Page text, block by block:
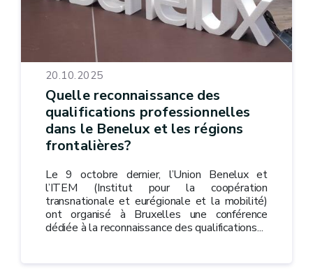
20.10.2025
Quelle reconnaissance des
qualifications professionnelles
dans le Benelux et les régions
frontalières?
Le 9 octobre dernier, l’Union Benelux et
l’ITEM (Institut pour la coopération
transnationale et eurégionale et la mobilité)
ont organisé à Bruxelles une conférence
dédiée à la reconnaissance des qualifications...